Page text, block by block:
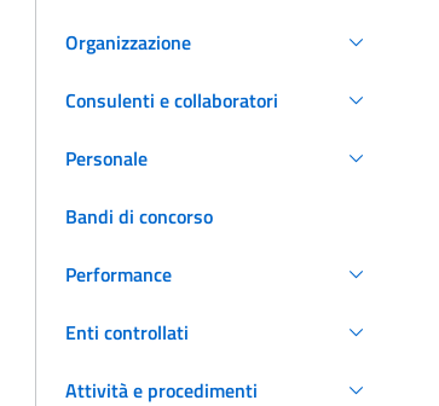
Organizzazione
Consulenti e collaboratori
Personale
Bandi di concorso
Performance
Enti controllati
Attività e procedimenti